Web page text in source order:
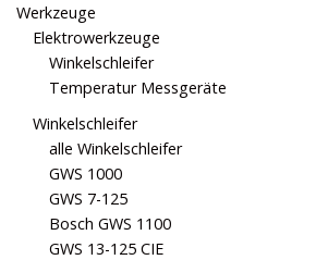
Werkzeuge
Elektrowerkzeuge
Winkelschleifer
Temperatur Messgeräte
Winkelschleifer
alle Winkelschleifer
GWS 1000
GWS 7-125
Bosch GWS 1100
GWS 13-125 CIE